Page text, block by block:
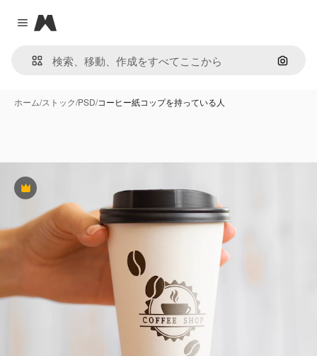
Close menu
Magnific
画像で
ホーム/ストック/PSD/コーヒー紙コップを持っている人
Premium